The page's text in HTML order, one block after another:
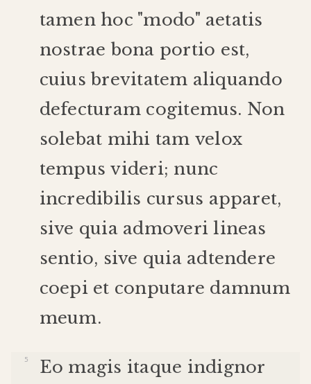
tamen hoc "modo" aetatis
nostrae bona portio est,
cuius brevitatem aliquando
defecturam cogitemus. Non
solebat mihi tam velox
tempus videri; nunc
incredibilis cursus apparet,
sive quia admoveri lineas
sentio, sive quia adtendere
coepi et conputare damnum
meum.
Eo magis itaque indignor